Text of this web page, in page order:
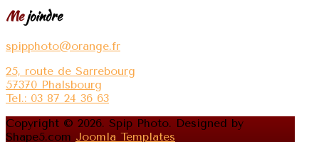
Mejoindre
spipphoto@orange.fr
25, route de Sarrebourg
57370 Phalsbourg
Tel.: 03 87 24 36 63
Copyright © 2026. Spip Photo. Designed by
Shape5.com Joomla Templates